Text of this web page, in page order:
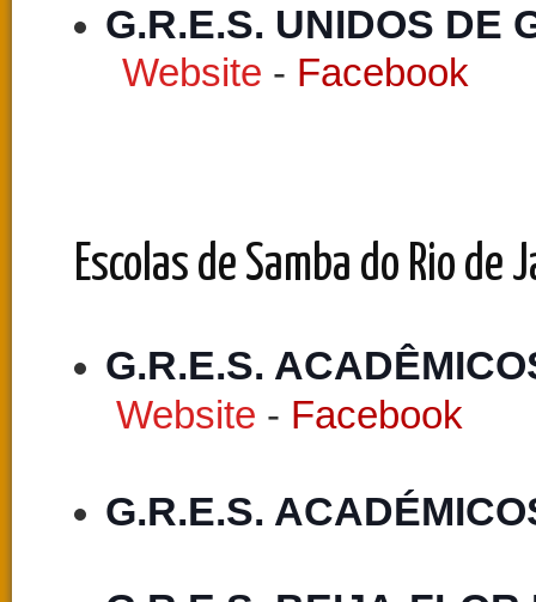
G.R.E.S. UNIDOS DE
Website - Facebook
Escolas de Samba do Rio de
G.R.E.S.
Website - Facebook
G.R.E.S.